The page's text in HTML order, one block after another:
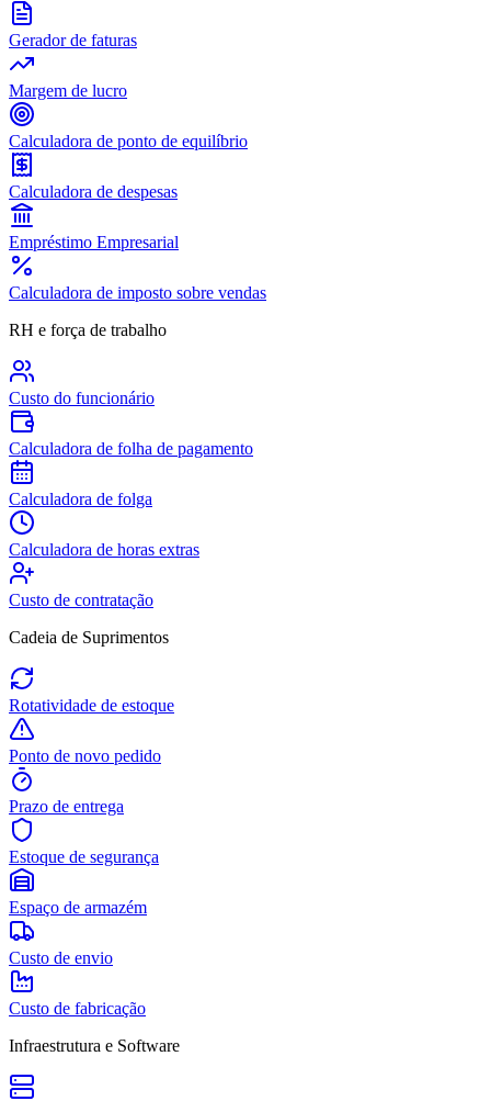
Gerador de faturas
Margem de lucro
Calculadora de ponto de equilíbrio
Calculadora de despesas
Empréstimo Empresarial
Calculadora de imposto sobre vendas
RH e força de trabalho
Custo do funcionário
Calculadora de folha de pagamento
Calculadora de folga
Calculadora de horas extras
Custo de contratação
Cadeia de Suprimentos
Rotatividade de estoque
Ponto de novo pedido
Prazo de entrega
Estoque de segurança
Espaço de armazém
Custo de envio
Custo de fabricação
Infraestrutura e Software